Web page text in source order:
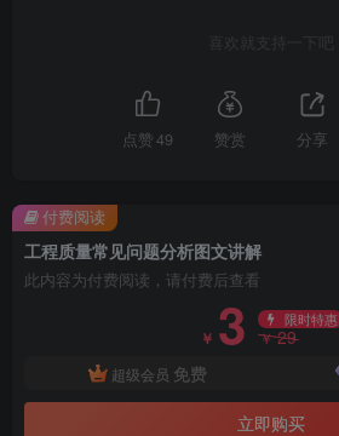
喜欢就支持一下吧
点赞49 赞赏 分享
工程质量常见问题分析图文讲解
此内容为付费阅读，请付费后查看
￥ 3 限时特惠
￥29
超级会员 免费
立即购买
付费阅读